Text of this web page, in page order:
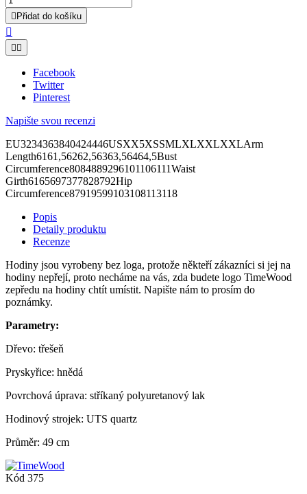
Přidat do košíku


Facebook
Twitter
Pinterest
Napište svou recenzi
EU3234363840424446USXX5XSSMLXLXXLXXLArm
Length6161,56262,56363,56464,5Bust
Circumference8084889296101106111Waist
Girth6165697377828792Hip
Circumference87919599103108113118
Popis
Detaily produktu
Recenze
Hodiny jsou vyrobeny bez loga, protože někteří zákazníci si jej na
hodiny nepřejí, proto necháme na vás, zda budete logo TimeWood
zepředu na hodiny chtít umístit. Napište nám to prosím do
poznámky.
Parametry:
Dřevo: třešeň
Pryskyřice: hnědá
Povrchová úprava: stříkaný polyuretanový lak
Hodinový strojek: UTS quartz
Průměr: 49 cm
Kód 375